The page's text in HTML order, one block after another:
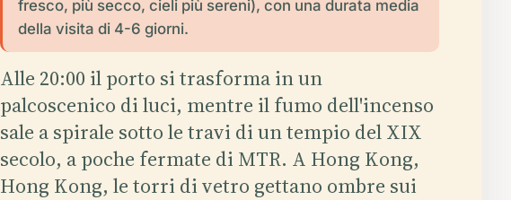
fresco, più secco, cieli più sereni), con una durata media
della visita di 4-6 giorni.
Alle 20:00 il porto si trasforma in un
palcoscenico di luci, mentre il fumo dell'incenso
sale a spirale sotto le travi di un tempio del XIX
secolo, a poche fermate di MTR. A Hong Kong,
Hong Kong, le torri di vetro gettano ombre sui